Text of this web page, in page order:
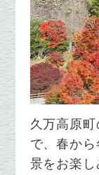
久万高原
で、春か
景をお楽